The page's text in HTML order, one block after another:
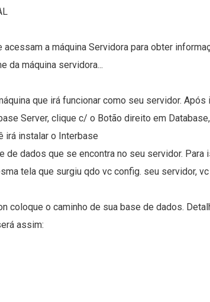
a máquina Servidora para obter
da máquina servidora...
que irá funcionar como seu servidor.
Server, clique c/ o Botão direito em
irá instalar o Interbase
de dados que se encontra no seu servidor.
tela que surgiu qdo vc config. seu servidor,
coloque o caminho de sua base de dados.
assim: